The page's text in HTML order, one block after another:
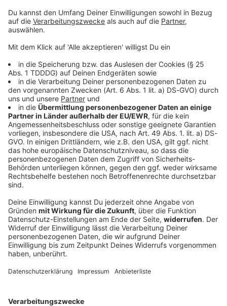
DAS KÖNNTE DICH AUCH INTERESSIEREN
Gesundheit
Eine Corona-Infektion an sich stellt bereits eine große
Belastung für den Körper dar. Selbst nach
überstandener Covid-19-Erkrankung macht sich das
Coronavirus in einigen Fällen noch bemerkbar. Wir
zusammengefasst.